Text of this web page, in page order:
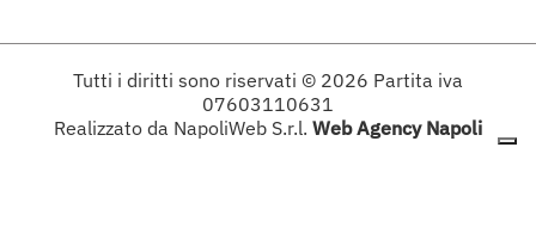
Tutti i diritti sono riservati © 2026 Partita iva
07603110631
Realizzato da NapoliWeb S.r.l. Web Agency Napoli